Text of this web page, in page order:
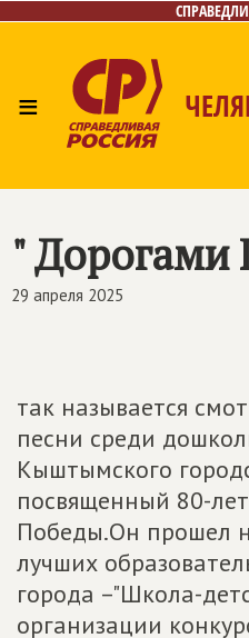
≡
"
29 апреля 2025
так называется
песни среди
Кыштымского
посвященный 80-
Победы.Он прошел
лучших
города –"Школа-
организации